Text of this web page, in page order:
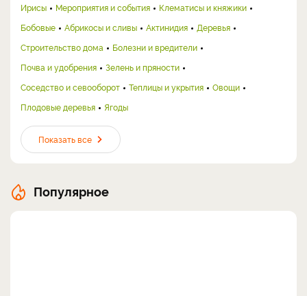
Ирисы
Мероприятия и события
Клематисы и княжики
Бобовые
Абрикосы и сливы Актинидия
Деревья
Строительство дома
Болезни и вредители
Почва и удобрения
Зелень и пряности
Соседство и севооборот
Теплицы и укрытия
Овощи
Плодовые деревья
Ягоды
Показать все
Популярное